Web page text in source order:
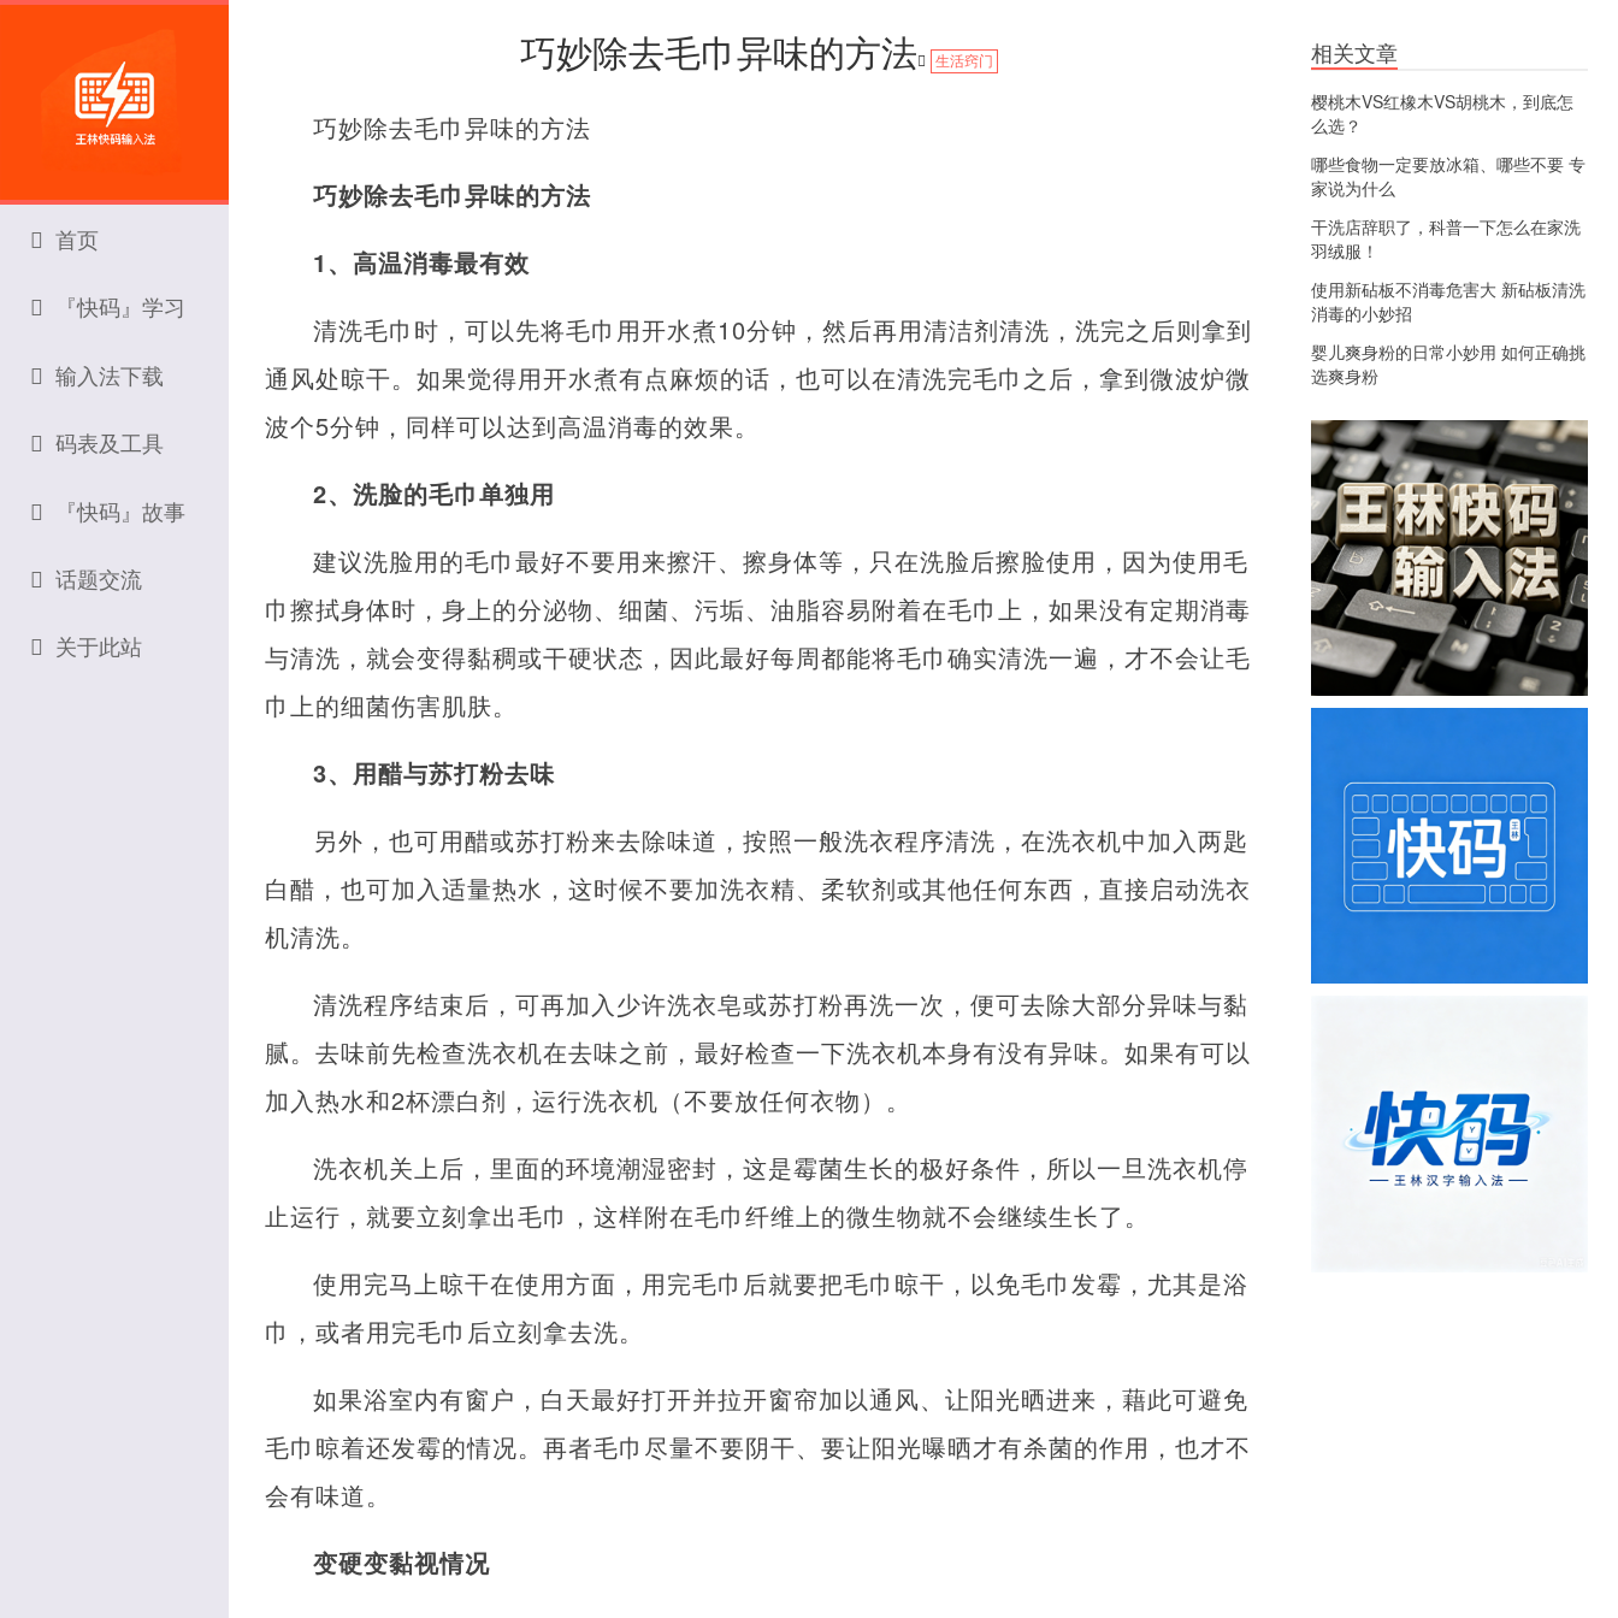
巧妙除去毛巾异味的方法 生活窍门
巧妙除去毛巾异味的方法
巧妙除去毛巾异味的方法
1、高温消毒最有效
清洗毛巾时，可以先将毛巾用开水煮10分钟，然后再用清洁剂清洗，洗完之后则拿到
通风处晾干。如果觉得用开水煮有点麻烦的话，也可以在清洗完毛巾之后，拿到微波炉微
波个5分钟，同样可以达到高温消毒的效果。
2、洗脸的毛巾单独用
建议洗脸用的毛巾最好不要用来擦汗、擦身体等，只在洗脸后擦脸使用，因为使用毛
巾擦拭身体时，身上的分泌物、细菌、污垢、油脂容易附着在毛巾上，如果没有定期消毒
与清洗，就会变得黏稠或干硬状态，因此最好每周都能将毛巾确实清洗一遍，才不会让毛
巾上的细菌伤害肌肤。
3、用醋与苏打粉去味
另外，也可用醋或苏打粉来去除味道，按照一般洗衣程序清洗，在洗衣机中加入两匙
白醋，也可加入适量热水，这时候不要加洗衣精、柔软剂或其他任何东西，直接启动洗衣
机清洗。
清洗程序结束后，可再加入少许洗衣皂或苏打粉再洗一次，便可去除大部分异味与黏
腻。去味前先检查洗衣机在去味之前，最好检查一下洗衣机本身有没有异味。如果有可以
加入热水和2杯漂白剂，运行洗衣机（不要放任何衣物）。
洗衣机关上后，里面的环境潮湿密封，这是霉菌生长的极好条件，所以一旦洗衣机停
止运行，就要立刻拿出毛巾，这样附在毛巾纤维上的微生物就不会继续生长了。
使用完马上晾干在使用方面，用完毛巾后就要把毛巾晾干，以免毛巾发霉，尤其是浴
巾，或者用完毛巾后立刻拿去洗。
如果浴室内有窗户，白天最好打开并拉开窗帘加以通风、让阳光晒进来，藉此可避免
毛巾晾着还发霉的情况。再者毛巾尽量不要阴干、要让阳光曝晒才有杀菌的作用，也才不
会有味道。
变硬变黏视情况
首页
『快码』学习
输入法下载
码表及工具
『快码』故事
话题交流
关于此站
相关文章
樱桃木VS红橡木VS胡桃木，到底怎
么选？
哪些食物一定要放冰箱、哪些不要 专
家说为什么
干洗店辞职了，科普一下怎么在家洗
羽绒服！
使用新砧板不消毒危害大 新砧板清洗
消毒的小妙招
婴儿爽身粉的日常小妙用 如何正确挑
选爽身粉